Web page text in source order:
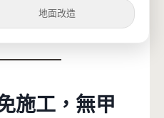
施工，無甲
地面改造